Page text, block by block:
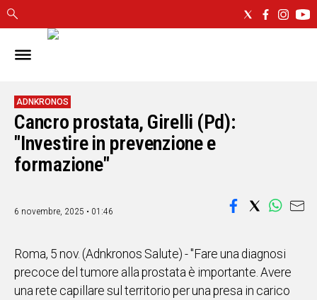
IN
CAGLIARI
SASSARI
NUORO
ORISTANO
SULCIS
OGLIASTRA
ALTRE
NOTIZIE
ADNKRONOS
Cancro prostata, Girelli (Pd):
"Investire in prevenzione e
formazione"
6 novembre, 2025 • 01:46
Roma, 5 nov. (Adnkronos Salute) - "Fare una diagnosi
precoce del tumore alla prostata è importante. Avere
una rete capillare sul territorio per una presa in carico